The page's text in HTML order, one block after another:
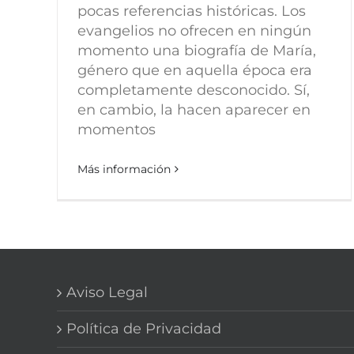
pocas referencias históricas. Los
evangelios no ofrecen en ningún
momento una biografía de María,
género que en aquella época era
completamente desconocido. Sí,
en cambio, la hacen aparecer en
momentos
Más información
Aviso Legal
Política de Privacidad